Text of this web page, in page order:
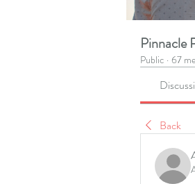
Pinnacle
Public · 67
Back